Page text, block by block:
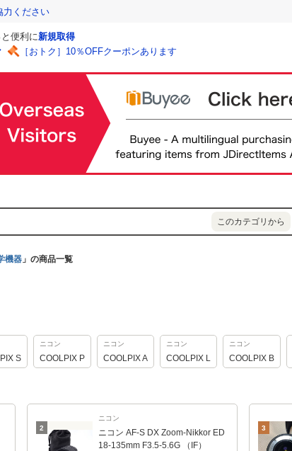
力ください
と便利に新規取得
［おトク］10％OFFクーポンあります
このカテゴリから
機器 」の商品一覧
S
ニコン
COOLPIX P
ニコン
COOLPIX A
ニコン
COOLPIX L
ニコン
COOLPIX B
2
ニコン
ニコン AF-S DX Zoom-Nikkor ED
18-135mm F3.5-5.6G （IF）
3